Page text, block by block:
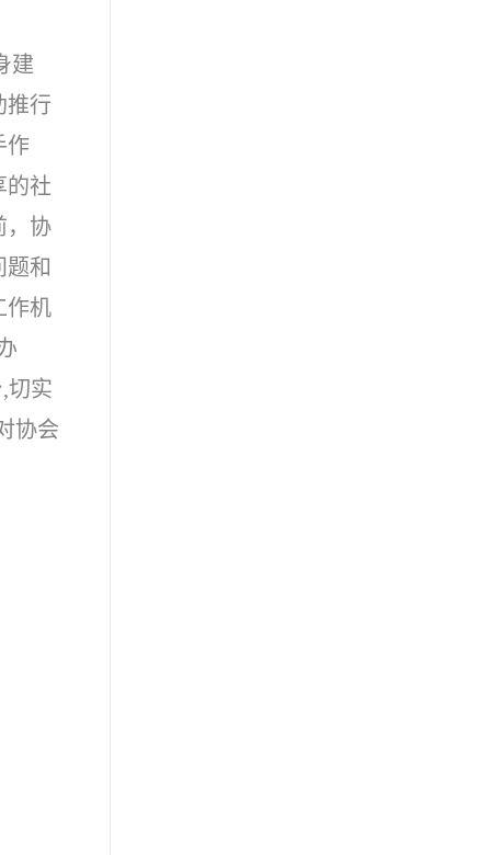
建
推行
作
的社
，协
和
作机
切实
协会